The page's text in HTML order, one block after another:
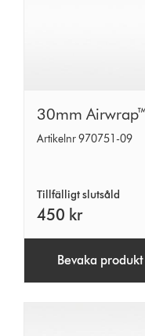
30mm
Airwrap™
30mm
Artikelnr 970751-09
Tillfälligt slutsåld
450 kr
Bevaka produkt